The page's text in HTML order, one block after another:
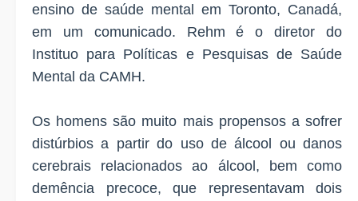
ensino de saúde mental em Toronto, Canadá,
em um comunicado. Rehm é o diretor do
Instituo para Políticas e Pesquisas de Saúde
Mental da CAMH.
Os homens são muito mais propensos a sofrer
distúrbios a partir do uso de álcool ou danos
cerebrais relacionados ao álcool, bem como
demência precoce, que representavam dois